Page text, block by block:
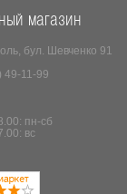
магазин
бул. Шевченко 91
49-11-99
пн-сб
вс